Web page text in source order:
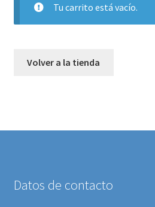
Tu carrito está vacío.
Volver a la tienda
Datos de contacto